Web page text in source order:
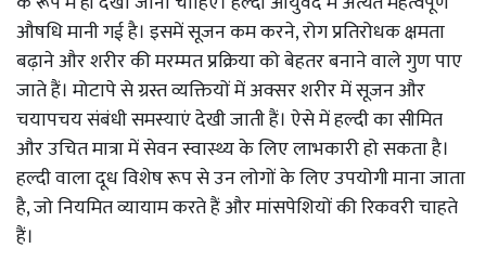
औषधि मानी गई है। इसमें सूजन कम करने, रोग प्रतिरोधक क्षमता
बढ़ाने और शरीर की मरम्मत प्रक्रिया को बेहतर बनाने वाले गुण पाए
जाते हैं। मोटापे से ग्रस्त व्यक्तियों में अक्सर शरीर में सूजन और
चयापचय संबंधी समस्याएं देखी जाती हैं। ऐसे में हल्दी का सीमित
और उचित मात्रा में सेवन स्वास्थ्य के लिए लाभकारी हो सकता है।
हल्दी वाला दूध विशेष रूप से उन लोगों के लिए उपयोगी माना जाता
है, जो नियमित व्यायाम करते हैं और मांसपेशियों की रिकवरी चाहते
हैं।